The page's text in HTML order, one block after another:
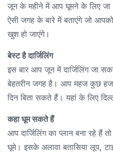
जून के महीने में आप घूमने के लिए
ऐसी जगह के बारे में बताएंगे जो
खुश हो जाएंगे।
बेस्ट है दार्जिलिंग
इस बार आप जून में दार्जिलिंग जा
बेहतरीन जगह है। आप महज कुछ
दिन बिता सकते हैं। यहां के लिए
कहा घूम सकते हैं
आप दार्जिलिंग का प्लान बना रहे
घूमे। इसके अलावा बतासिया लूप,